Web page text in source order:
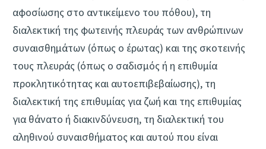
αφοσίωσης στο αντικείμενο του πόθου), τη
διαλεκτική της φωτεινής πλευράς των ανθρώπινων
συναισθημάτων (όπως ο έρωτας) και της σκοτεινής
τους πλευράς (όπως ο σαδισμός ή η επιθυμία
προκλητικότητας και αυτοεπιβεβαίωσης), τη
διαλεκτική της επιθυμίας για ζωή και της επιθυμίας
για θάνατο ή διακινδύνευση, τη διαλεκτική του
αληθινού συναισθήματος και αυτού που είναι